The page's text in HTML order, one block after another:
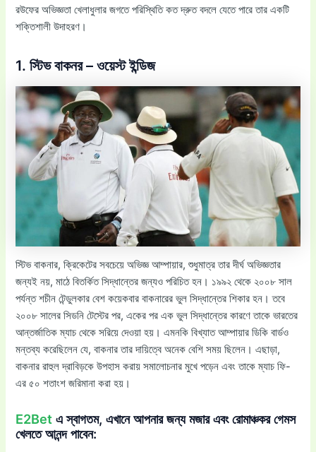
রউফের অভিজ্ঞতা খেলাধুলার জগতে পরিস্থিতি কত দ্রুত বদলে যেতে পারে তার একটি
শক্তিশালী উদাহরণ।
1. স্টিভ বাকনর – ওয়েস্ট ইন্ডিজ
স্টিভ বাকনার, ক্রিকেটের সবচেয়ে অভিজ্ঞ আম্পায়ার, শুধুমাত্র তার দীর্ঘ অভিজ্ঞতার
জন্যই নয়, মাঠে বিতর্কিত সিদ্ধান্তের জন্যও পরিচিত হন। ১৯৯২ থেকে ২০০৮ সাল
পর্যন্ত শচীন টেন্ডুলকার বেশ কয়েকবার বাকনারের ভুল সিদ্ধান্তের শিকার হন। তবে
২০০৮ সালের সিডনি টেস্টের পর, একের পর এক ভুল সিদ্ধান্তের কারণে তাকে ভারতের
আন্তর্জাতিক ম্যাচ থেকে সরিয়ে দেওয়া হয়। এমনকি বিখ্যাত আম্পায়ার ডিকি বার্ডও
মন্তব্য করেছিলেন যে, বাকনার তার দায়িত্বে অনেক বেশি সময় ছিলেন। এছাড়া,
বাকনার রাহুল দ্রাবিড়কে উপহাস করায় সমালোচনার মুখে পড়েন এবং তাকে ম্যাচ ফি-
এর ৫০ শতাংশ জরিমানা করা হয়।
E2Bet এ স্বাগতম, এখানে আপনার জন্য মজার এবং রোমাঞ্চকর গেমস
খেলতে আনন্দ পাবেন: